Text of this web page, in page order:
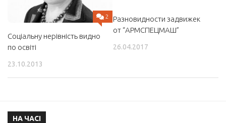
2
Соціальну нерівність видно
по освіті
23.10.2013
Разновидности задвижек
от “АРМСПЕЦМАШ”
26.04.2017
НА ЧАСІ